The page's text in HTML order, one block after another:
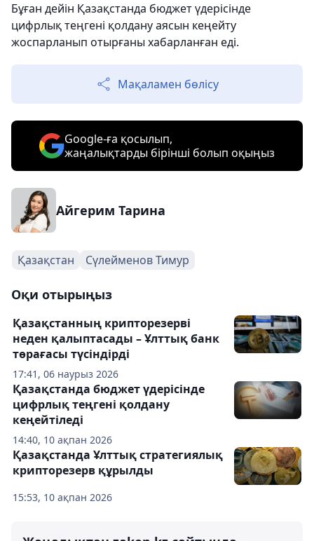
Бұған дейін Қазақстанда бюджет үдерісінде
цифрлық теңгені қолдану аясын кеңейту
жоспарланып отырғаны хабарланған еді.
Мақаламен бөлісу
Google-ға қосылып,
жаңалықтарды бірінші болып оқыңыз
Айгерим Тарина
Қазақстан Сүлейменов Тимур
Оқи отырыңыз
17:41, 06 наурыз 2026
Қазақстанның крипторезерві
неден қалыптасады – Ұлттық банк
төрағасы түсіндірді
14:40, 10 ақпан 2026
Қазақстанда бюджет үдерісінде
цифрлық теңгені қолдану
кеңейтіледі
15:53, 10 ақпан 2026
Қазақстанда Ұлттық стратегиялық
крипторезерв құрылды